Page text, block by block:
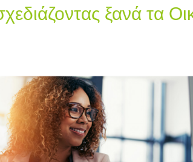
ξανά τα